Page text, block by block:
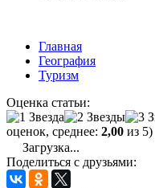
Главная
География
Туризм
Оценка статьи:
оценок, среднее: 2,00 из 5)
Загрузка...
Поделиться с друзьями: